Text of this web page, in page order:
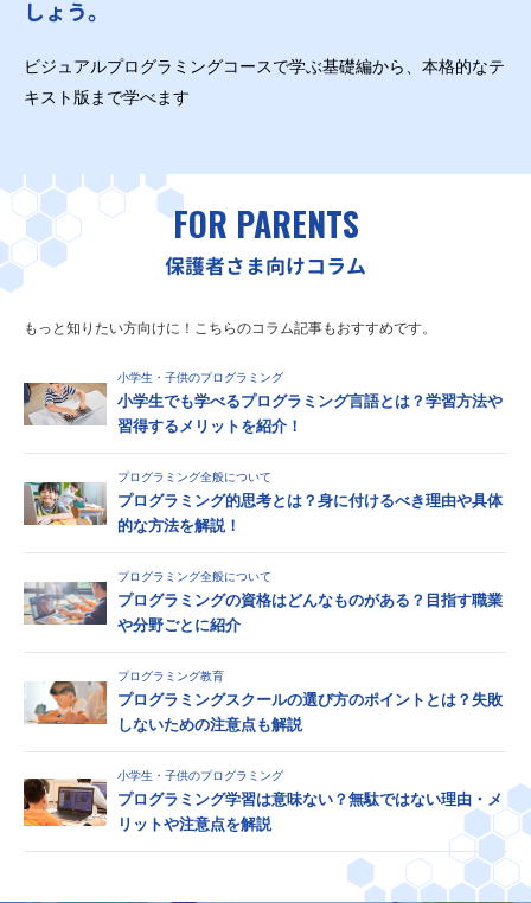
しょう。
ビジュアルプログラミングコースで学ぶ基礎編から、本格的なテ
キスト版まで学べます
FOR PARENTS
保護者さま向けコラム
もっと知りたい方向けに！こちらのコラム記事もおすすめです。
小学生・子供のプログラミング
小学生でも学べるプログラミング言語とは？学習方法や
習得するメリットを紹介！
プログラミング全般について
プログラミング的思考とは？身に付けるべき理由や具体
的な方法を解説！
プログラミング全般について
プログラミングの資格はどんなものがある？目指す職業
や分野ごとに紹介
プログラミング教育
プログラミングスクールの選び方のポイントとは？失敗
しないための注意点も解説
小学生・子供のプログラミング
プログラミング学習は意味ない？無駄ではない理由・メ
リットや注意点を解説